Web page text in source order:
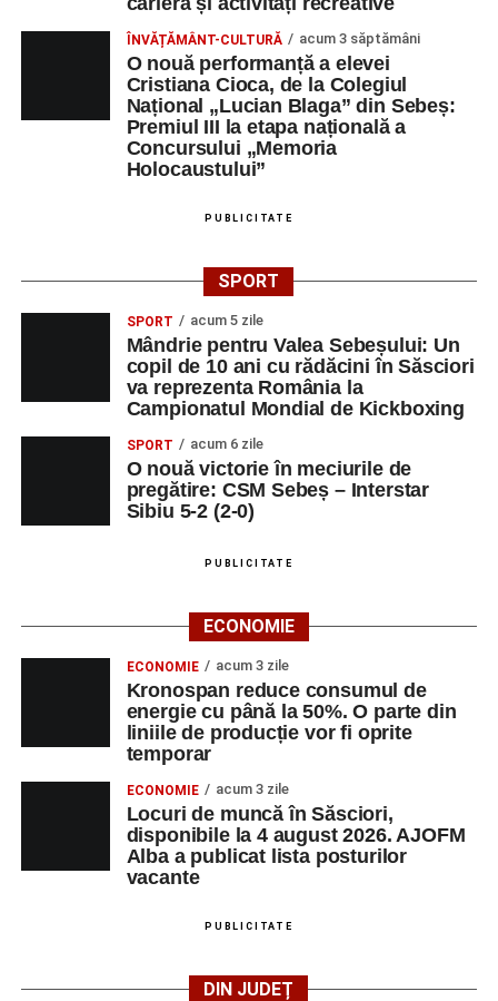
educație. După trei ediții care au abordat comunicarea
didactică, dinamica diferențelor, participarea și luarea
deciziilor, comunitatea Sinaxa Educațională își propune
să revină la întrebările fundamentale despre valorile care
stau la baza actului educațional și despre rolul
profesorului în formarea caracterului tinerilor.
profesori, dedicată susținerii unei educații centrate pe
valorile creștin-ortodoxe și pe formarea caracterului
elevilor. Născută din experiența duhovnicească și
formativă a Mănăstirii Oașa, Sinaxa își propune să
sprijine profesorii în regăsirea motivației interioare,
oferindu-le nu doar instrumente metodice actuale, ci și
vocația pedagogică autentică.
Adaugă-ne ca sursă preferată
Urmărește-ne pe Google News
Ultimele știri din Sebeș
Biciclist de 70 de ani, rănit într-un accident rutier
produs pe strada Dorobanți din Sebeș
Zilele Municipiului Sebeș 2026: zece zile de
spectacole, filme, sport și evenimente culturale, la
festivalul „Armonii în Sebeș”. Programul complet
Primăria Sebeș a decis să reducă intensitatea
ÎNVĂȚĂMÂNT-CULTURĂ acum 3 săptămâni
O nouă performanță a elevei
Cristiana Cioca, de la Colegiul
Național „Lucian Blaga” din Sebeș:
Premiul III la etapa națională a
Concursului „Memoria
Holocaustului”
PUBLICITATE
SPORT
SPORT acum 5 zile
Mândrie pentru Valea Sebeșului: Un
copil de 10 ani cu rădăcini în Săsciori
va reprezenta România la
Campionatul Mondial de Kickboxing
SPORT acum 6 zile
O nouă victorie în meciurile de
pregătire: CSM Sebeș – Interstar
Sibiu 5-2 (2-0)
PUBLICITATE
ECONOMIE
ECONOMIE acum 3 zile
Kronospan reduce consumul de
energie cu până la 50%. O parte din
liniile de producție vor fi oprite
temporar
ECONOMIE acum 3 zile
Locuri de muncă în Săsciori,
disponibile la 4 august 2026. AJOFM
Alba a publicat lista posturilor
vacante
PUBLICITATE
DIN JUDEȚ